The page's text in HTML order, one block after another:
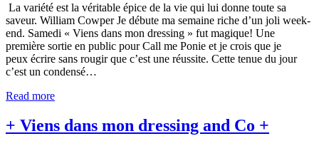
La variété est la véritable épice de la vie qui lui donne toute sa
saveur. William Cowper Je débute ma semaine riche d’un joli week-
end. Samedi « Viens dans mon dressing » fut magique! Une
première sortie en public pour Call me Ponie et je crois que je
peux écrire sans rougir que c’est une réussite. Cette tenue du jour
c’est un condensé…
Read more
+ Viens dans mon dressing and Co +